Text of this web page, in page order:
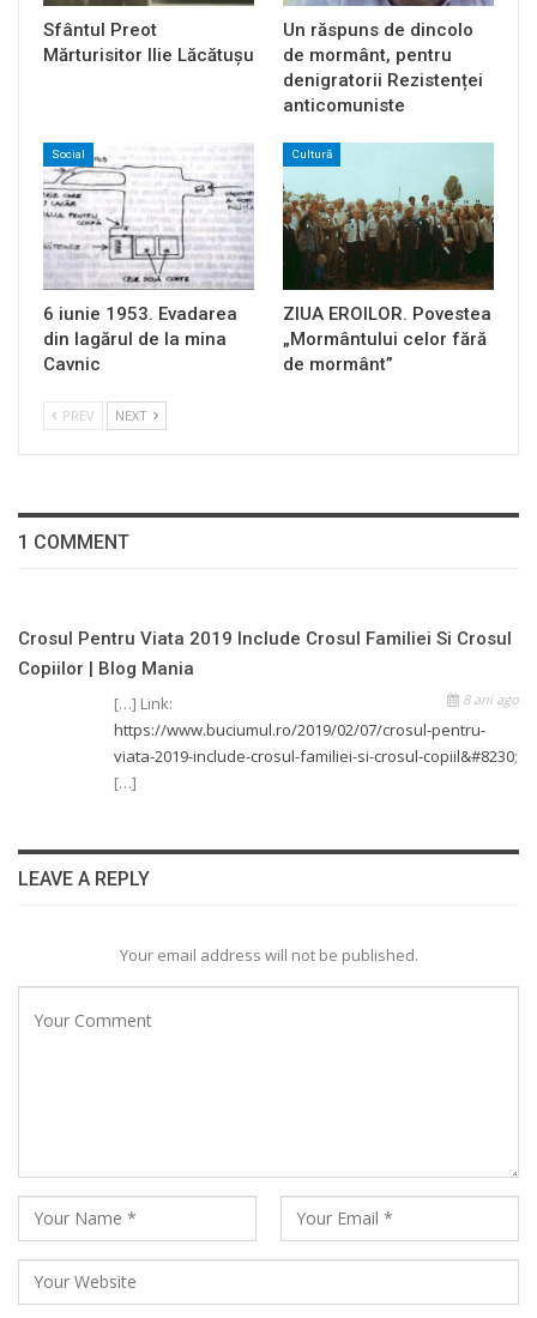
Sfântul Preot
Mărturisitor Ilie Lăcătușu
Un răspuns de dincolo
de mormânt, pentru
denigratorii Rezistenței
anticomuniste
Social
6 iunie 1953. Evadarea
din lagărul de la mina
Cavnic
Cultură
ZIUA EROILOR. Povestea
„Mormântului celor fără
de mormânt”
PREV NEXT
1 COMMENT
Crosul Pentru Viata 2019 Include Crosul Familiei Si Crosul
Copiilor | Blog Mania
8 ani ago
[…] Link:
https://www.buciumul.ro/2019/02/07/crosul-pentru-
viata-2019-include-crosul-familiei-si-crosul-copiil&#8230;
[…]
LEAVE A REPLY
Your email address will not be published.